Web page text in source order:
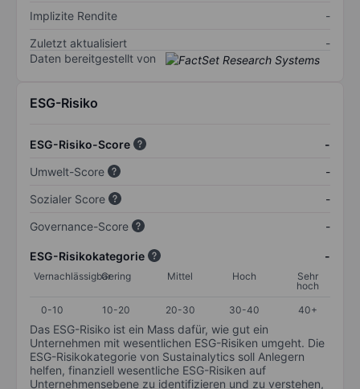
Implizite Rendite
-
Zuletzt aktualisiert
-
Daten bereitgestellt von
ESG-Risiko
ESG-Risiko-Score
-
Umwelt-Score
-
Sozialer Score
-
Governance-Score
-
ESG-Risikokategorie -
VernachlässigbarGering Mittel Hoch
Sehr
hoch
0-10
10-20 20-30 30-40 40+
Das ESG-Risiko ist ein Mass dafür, wie gut ein
Unternehmen mit wesentlichen ESG-Risiken umgeht. Die
ESG-Risikokategorie von Sustainalytics soll Anlegern
helfen, finanziell wesentliche ESG-Risiken auf
Unternehmensebene zu identifizieren und zu verstehen,